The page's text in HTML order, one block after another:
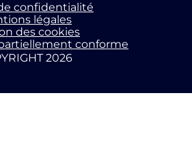
2026
confidentialité
légales
des cookies
conforme